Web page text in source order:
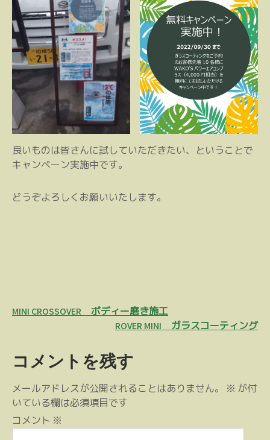
良いものは皆さんに試していただきたい、ということで
キャンペーン実施中です。
どうぞよろしくお願いいたします。
投
ビ
ゲ
ー
シ
MINI CROSSOVER ボディー磨き施工
ROVER MINI ガラスコーティング
コメントを残す
メールアドレスが公開されることはありません。 ※ が付
いている欄は必須項目です
コメント ※